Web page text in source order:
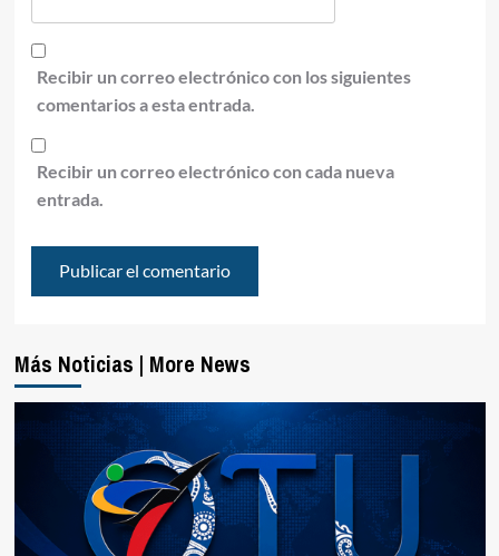
Recibir un correo electrónico con los siguientes
comentarios a esta entrada.
Recibir un correo electrónico con cada nueva
entrada.
Más Noticias | More News